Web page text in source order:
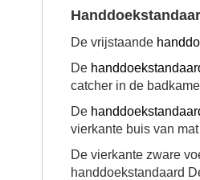
images
galleryDe vrijstaande
De
catcher in de
De
vierkante buis van
De vierkante zware
handdoekstandaard